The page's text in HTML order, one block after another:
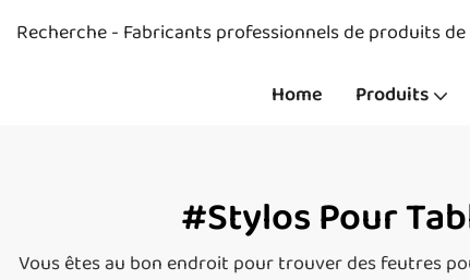
Recherche - Fabricants professionnels de produits
Home Produits
#Stylos Pour
Vous êtes au bon endroit pour trouver des feutres